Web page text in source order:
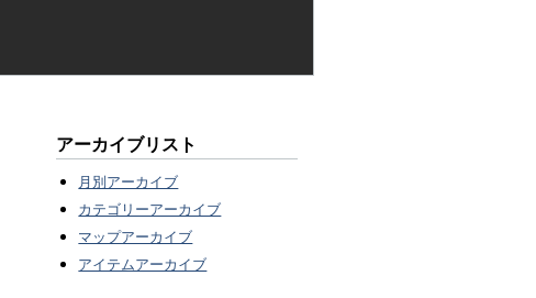
アーカイブリスト
月別アーカイブ
カテゴリーアーカイブ
マップアーカイブ
アイテムアーカイブ